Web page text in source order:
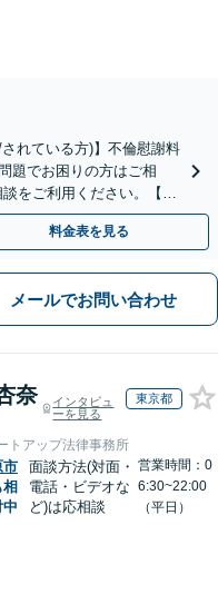
れている方)】不倫慰謝料
題でお困りの方はご相
をご利用ください。【不
料金表を見る
メールでお問い合わせ
奈
インタビュ
ーを見る
東京都
トアップ法律事務所
市
相
面談方法(対面・
電話・ビデオな
ど)は応相談
営業時間：0
6:30~22:00
（平日）